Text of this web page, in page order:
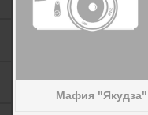
Мафия "Якудза"